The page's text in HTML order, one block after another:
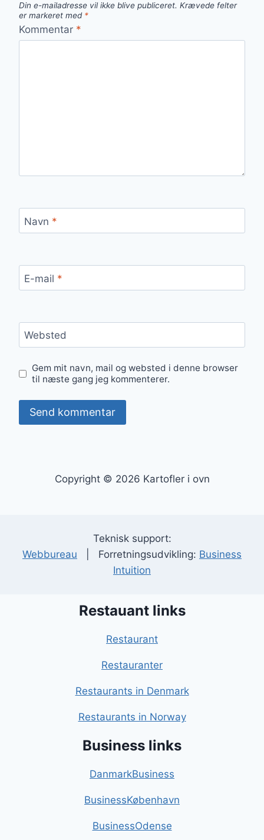
Din e-mailadresse vil ikke blive publiceret. Krævede felter
er markeret med *
Kommentar *
Navn *
E-mail *
Websted
Gem mit navn, mail og websted i denne browser
til næste gang jeg kommenterer.
Copyright © 2026 Kartofler i ovn
Teknisk support:
Webbureau | Forretningsudvikling: Business
Intuition
Restauant links
Restaurant
Restauranter
Restaurants in Denmark
Restaurants in Norway
Business links
DanmarkBusiness
BusinessKøbenhavn
BusinessOdense